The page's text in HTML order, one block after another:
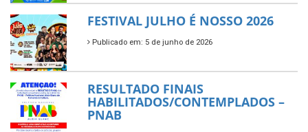
FESTIVAL JULHO É NOSSO 2026
Publicado em: 5 de junho de 2026
RESULTADO FINAIS
HABILITADOS/CONTEMPLADOS –
PNAB